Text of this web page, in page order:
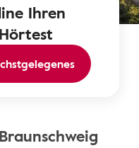
Ihren